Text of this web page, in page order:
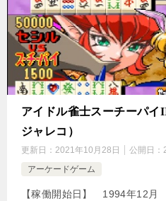
アイドル雀士スーチーパ
ジャレコ）
更新日： 2021年10月28日 公開日：
アーケードゲーム
【稼働開始日】 1994年12月